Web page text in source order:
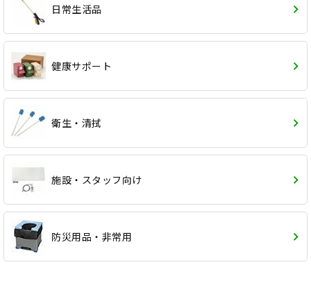
日常生活品
健康サポート
衛生・清拭
施設・スタッフ向け
防災用品・非常用